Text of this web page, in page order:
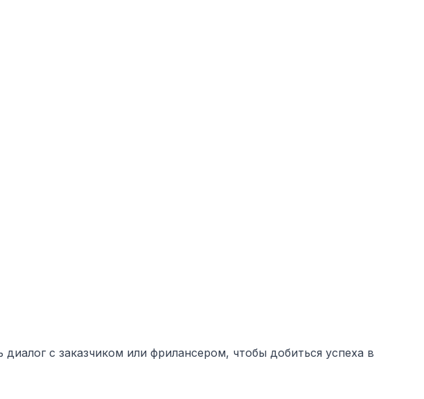
с заказчиком или фрилансером, чтобы добиться успеха в